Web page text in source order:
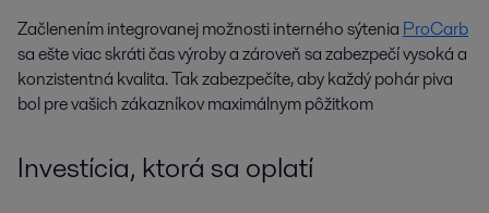
Začlenením integrovanej možnosti interného sýtenia ProCarb
sa ešte viac skráti čas výroby a zároveň sa zabezpečí vysoká a
konzistentná kvalita. Tak zabezpečíte, aby každý pohár piva
bol pre vašich zákazníkov maximálnym pôžitkom
Investícia, ktorá sa oplatí